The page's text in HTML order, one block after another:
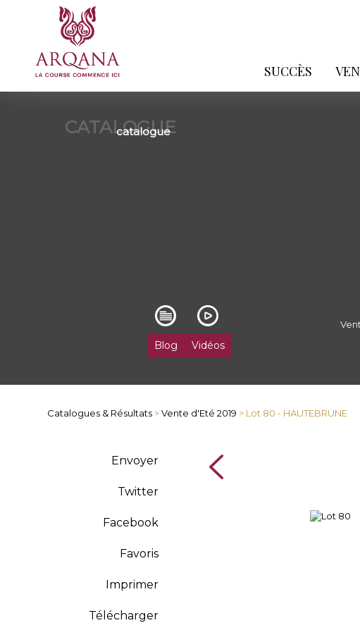
SUCCÈS
CATALOGUE
catalogue
Blog Vidéos
Catalogues & Résultats >Vente d'Eté 2019 > Lot 80 - HAUTEBRUNE
Envoyer
Twitter
Facebook
Favoris
Imprimer
Télécharger